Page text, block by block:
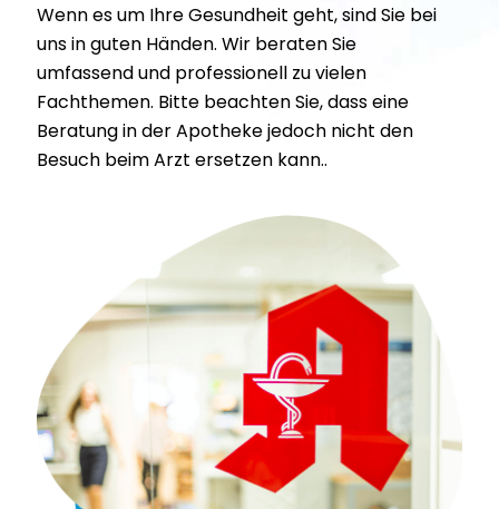
Wenn es um Ihre Gesundheit geht, sind Sie bei
uns in guten Händen. Wir beraten Sie
umfassend und professionell zu vielen
Fachthemen. Bitte beachten Sie, dass eine
Beratung in der Apotheke jedoch nicht den
Besuch beim Arzt ersetzen kann..